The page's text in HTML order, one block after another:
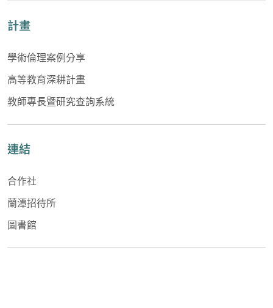
計畫
學術倫理案例分享
高等教育深耕計畫
教師專長暨研究查詢系統
連結
合作社
蘭潭招待所
圖書館